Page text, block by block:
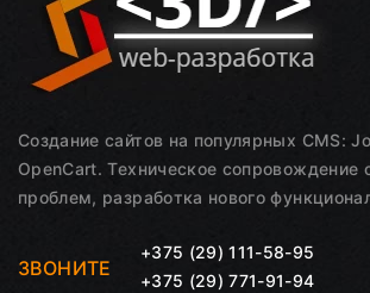
Создание сайтов на популярных CMS:
OpenCart. Техническое сопровождение
проблем, разработка нового
ЗВОНИТЕ
+375 (29) 111-58-95
+375 (29) 771-91-94